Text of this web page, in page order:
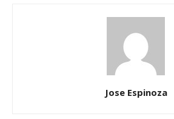
Jose Espinoza